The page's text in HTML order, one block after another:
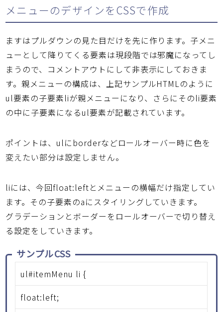
メニューのデザインをCSSで作成
ますはプルダウンの見た目だけを先に作ります。子メニ
ューとして降りてくる要素は現段階では邪魔になってし
まうので、コメントアウトにして非表示にしておきま
す。親メニューの構成は、上記サンプルHTMLのように
ul要素の子要素liが親メニューになり、さらにそのli要素
の中に子要素になるul要素が記載されています。
ポイントは、ulにborderなどロールオーバー時に色を
変えたい部分は設定しません。
liには、今回float:leftとメニューの横幅だけ指定してい
ます。その子要素のaにスタイリングしていきます。
グラデーションとボーダーをロールオーバーで切り替え
る設定をしていきます。
サンプルCSS
ul#itemMenu li {
float:left;